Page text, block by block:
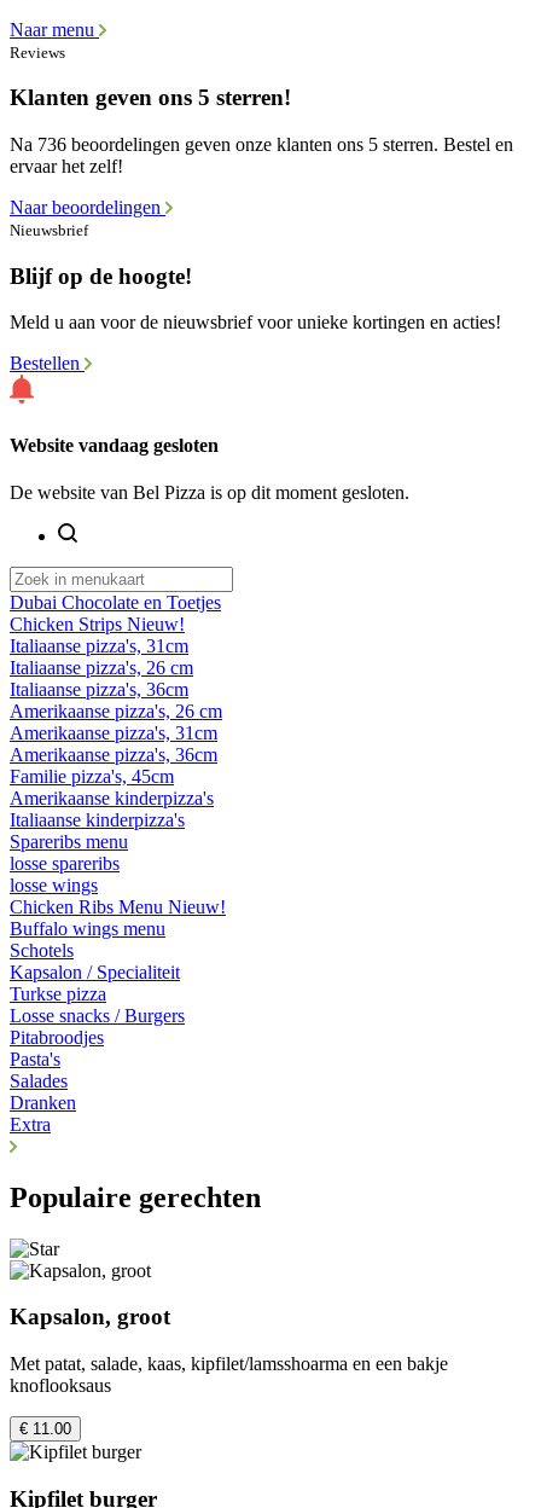
Naar menu
Reviews
Klanten geven ons 5 sterren!
Na 736 beoordelingen geven onze klanten ons 5 sterren. Bestel en
ervaar het zelf!
Naar beoordelingen
Nieuwsbrief
Blijf op de hoogte!
Meld u aan voor de nieuwsbrief voor unieke kortingen en acties!
Bestellen
Website vandaag gesloten
De website van Bel Pizza is op dit moment gesloten.
Dubai Chocolate en Toetjes
Chicken Strips Nieuw!
Italiaanse pizza's, 31cm
Italiaanse pizza's, 26 cm
Italiaanse pizza's, 36cm
Amerikaanse pizza's, 26 cm
Amerikaanse pizza's, 31cm
Amerikaanse pizza's, 36cm
Familie pizza's, 45cm
Amerikaanse kinderpizza's
Italiaanse kinderpizza's
Spareribs menu
losse spareribs
losse wings
Chicken Ribs Menu Nieuw!
Buffalo wings menu
Schotels
Kapsalon / Specialiteit
Turkse pizza
Losse snacks / Burgers
Pitabroodjes
Pasta's
Salades
Dranken
Extra
Populaire gerechten
Kapsalon, groot
Met patat, salade, kaas, kipfilet/lamsshoarma en een bakje
knoflooksaus
€ 11.00
Kipfilet burger